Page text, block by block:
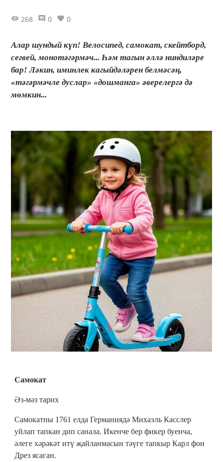
268 0 0
Алар шундый күп! Велосипед, самокат, скейтборд,
сегвей, монотәгәрмәч... Һәм тагын әллә ниндиләре
бар! Ләкин, иминлек кагыйдәләрен белмәсәң,
«тәгәрмәчле дуслар» «дошманга» әверелергә дә
мөмкин...
Самокат
Әз-мәз тарих
Самокатны 1761 елда Германиядә Михаэль Касслер
уйлап тапкан дип санала. Икенче бер фикер буенча,
әлеге хәрәкәт итү җайланмасын тәүге тапкыр Карл фон
Дрез ясаган.